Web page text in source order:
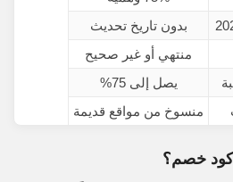
بدون تاريخ تحديث
منتهي أو غير صحيح
يصل إلى 75%
منسوخ من مواقع قديمة
خصم؟